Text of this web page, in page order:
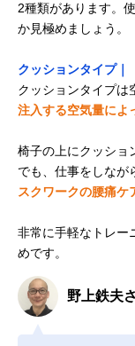
2種類があります。
か見極めましょう。
クッションタイプ｜
クッションタイプは
注入する空気量によ
椅子の上にクッショ
でも、仕事をしなが
スクワークの腰痛ケ
非常に手軽なトレー
めです。
野上鉄夫